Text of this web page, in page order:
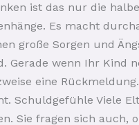
ist das nur die
Es macht
große Sorgen und
Gerade wenn Ihr Kind
eine
Schuldgefühle Viele
Sie fragen sich auch,